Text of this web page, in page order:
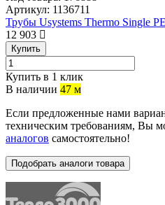
Артикул: 1136711
Трубы Usystems Thermo Single
12 903
Купить
Купить в 1 клик
В наличии 47 м
Если предложенные нами
техническим требованиям, Вы
аналогов самостоятельно!
Подобрать аналоги товара